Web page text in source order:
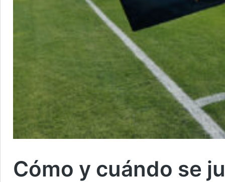
Cómo y cuándo se